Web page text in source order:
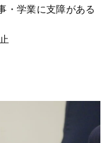
・学業に支障がある